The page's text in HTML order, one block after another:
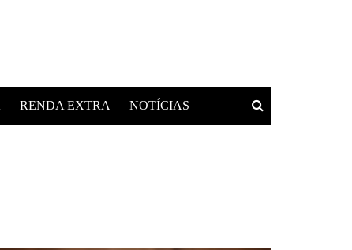
RENDA EXTRA NOTÍCIAS